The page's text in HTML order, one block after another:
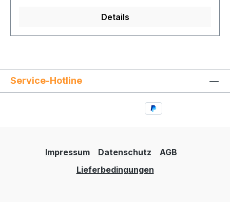
Details
Service-Hotline
Impressum Datenschutz
AGB
Lieferbedingungen